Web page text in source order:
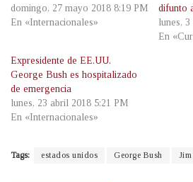
domingo, 27 mayo 2018 8:19 PM
En «Internacionales»
difunto
lunes,
En
Expresidente de EE.UU.
George Bush es hospitalizado
de emergencia
lunes, 23 abril 2018 5:21 PM
En «Internacionales»
Tags: estados unidos George Bush